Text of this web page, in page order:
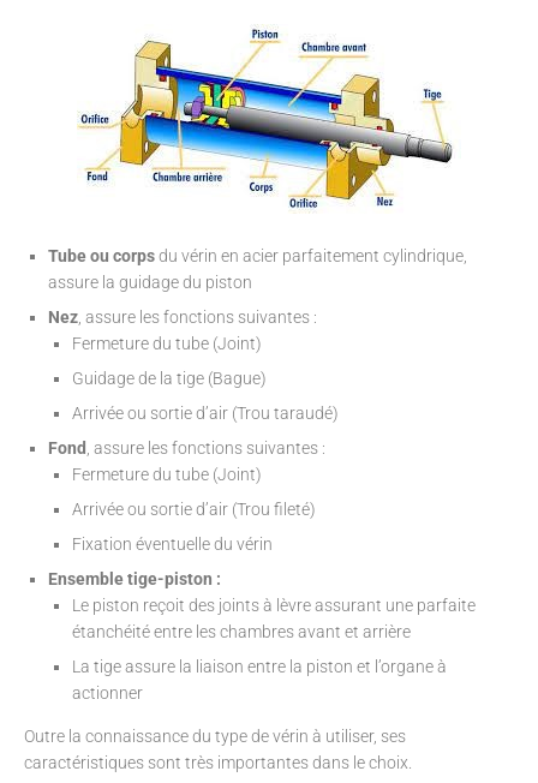
Tube ou corpsdu vérin en acier parfaitement cylindrique,
assure la guidage du piston
Nez , assure les fonctions suivantes :
Fermeture du tube (Joint)
Guidage de la tige (Bague)
Arrivée ou sortie d’air (Trou taraudé)
Fond , assure les fonctions suivantes :
Fermeture du tube (Joint)
Arrivée ou sortie d’air (Trou fileté)
Fixation éventuelle du vérin
Ensemble tige-piston :
Le piston reçoit des joints à lèvre assurant une parfaite
étanchéité entre les chambres avant et arrière
La tige assure la liaison entre la piston et l’organe à
actionner
Outre la connaissance du type de vérin à utiliser, ses
caractéristiques sont très importantes dans le choix.